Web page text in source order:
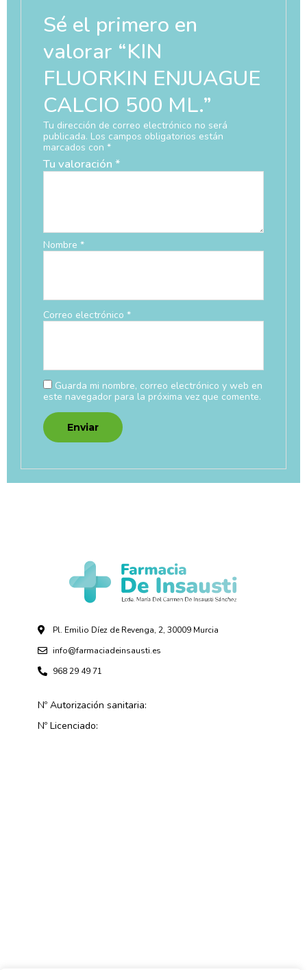
Sé el primero en
valorar “KIN
FLUORKIN ENJUAGUE
CALCIO 500 ML.”
Tu dirección de correo electrónico no será
publicada. Los campos obligatorios están
marcados con *
Tu valoración *
Nombre *
Correo electrónico *
Guarda mi nombre, correo electrónico y web en
este navegador para la próxima vez que comente.
Pl. Emilio Díez de Revenga, 2, 30009 Murcia
info@farmaciadeinsausti.es
968 29 49 71
Nº Autorización sanitaria:
Nº Licenciado: